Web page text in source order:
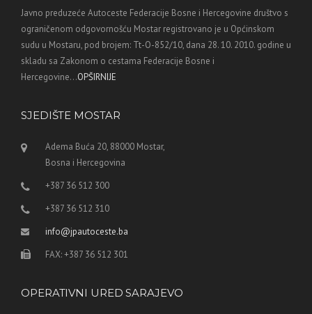
Javno preduzeće Autoceste Federacije Bosne i Hercegovine društvo s
ograničenom odgovornošću Mostar registrovano je u Općinskom
sudu u Mostaru, pod brojem: Tt-O-852/10, dana 28. 10. 2010. godine u
skladu sa Zakonom o cestama Federacije Bosne i
Hercegovine...OPŠIRNIJE
SJEDIŠTE MOSTAR
Adema Buća 20, 88000 Mostar,
Bosna i Hercegovina
+387 36 512 300
+387 36 512 310
info@jpautoceste.ba
FAX: +387 36 512 301
OPERATIVNI URED SARAJEVO